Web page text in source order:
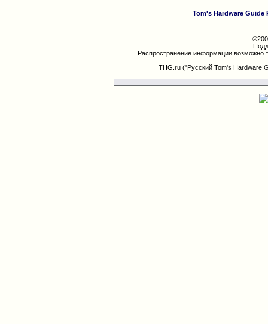
Tom's Hardware Guide
Распространение информации возможно
THG.ru ("Русский Tom's Hardware